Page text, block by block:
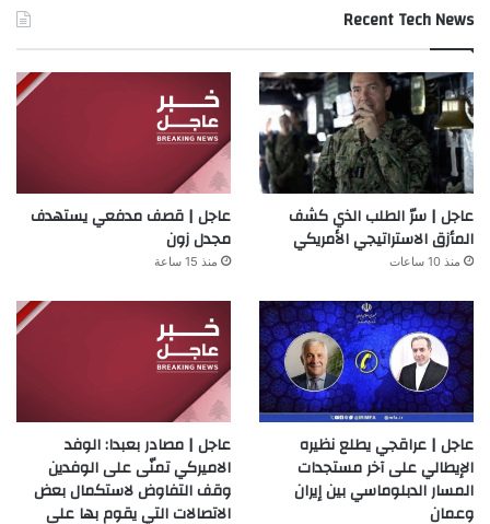
Recent Tech News
عاجل | سرّ الطلب الذي كشف
المأزق الاستراتيجي الأمريكي
منذ 10 ساعات
عاجل | قصف مدفعي يستهدف
مجدل زون
منذ 15 ساعة
عاجل | عراقجي يطلع نظيره
الإيطالي على آخر مستجدات
المسار الدبلوماسي بين إيران
وعمان
عاجل | مصادر بعبدا: الوفد
الاميركي تمنّى على الوفدين
وقف التفاوض لاستكمال بعض
الاتصالات التي يقوم بها على